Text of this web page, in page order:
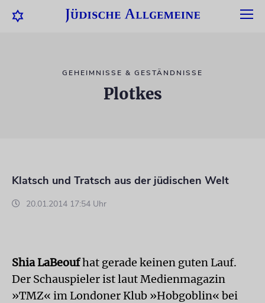
GEHEIMNISSE & GESTÄNDNISSE
Plotkes
Klatsch und Tratsch aus der jüdischen Welt
20.01.2014 17:54 Uhr
Shia LaBeoufhat gerade keinen guten Lauf.
Der Schauspieler ist laut Medienmagazin
»TMZ« im Londoner Klub »Hobgoblin« bei